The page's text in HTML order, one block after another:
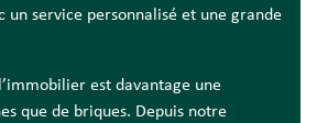
un service personnalisé et une grande
est davantage une
que de briques. Depuis notre